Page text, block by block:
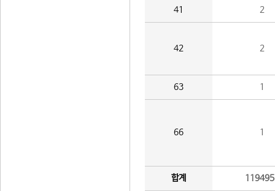
41 2
42 2
63 1
66 1
합계